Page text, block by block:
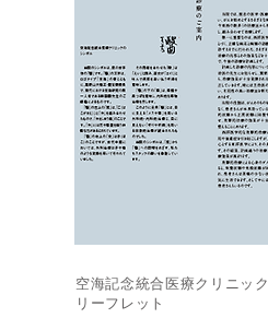
空海記念統合医療クリニック
リーフレット